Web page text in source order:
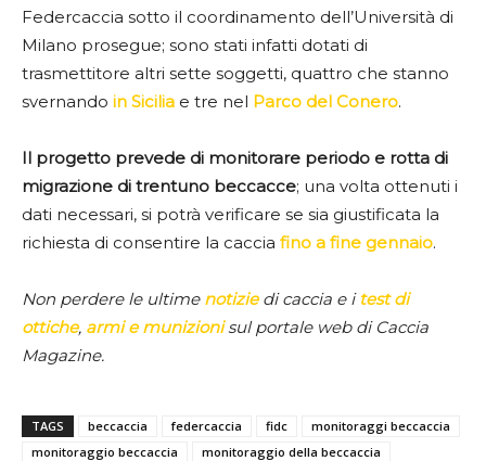
Federcaccia sotto il coordinamento dell’Università di
Milano prosegue; sono stati infatti dotati di
trasmettitore altri sette soggetti, quattro che stanno
svernando in Sicilia e tre nel Parco del Conero.
Il progetto prevede di monitorare periodo e rotta di
migrazione di trentuno beccacce; una volta ottenuti i
dati necessari, si potrà verificare se sia giustificata la
richiesta di consentire la caccia fino a fine gennaio.
Non perdere le ultime notiziedi caccia e i test di
ottiche, armi e munizionisul portale web di Caccia
Magazine.
TAGS beccaccia federcaccia fidc
monitoraggi beccaccia
monitoraggio beccaccia
monitoraggio della beccaccia